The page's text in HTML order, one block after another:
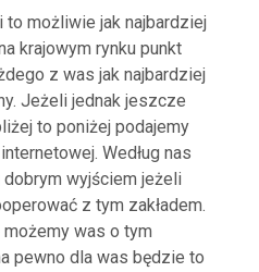
możliwie jak najbardziej
krajowym rynku punkt
z was jak najbardziej
Jeżeli jednak jeszcze
to poniżej podajemy
Według nas
wyjściem jeżeli
z tym zakładem.
was o tym
pewno dla was będzie to